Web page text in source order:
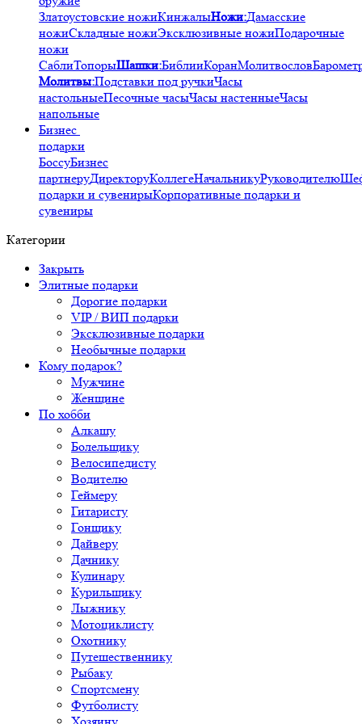
Златоустовские ножиКинжалыНожи:Дамасские
ножиСкладные ножиЭксклюзивные ножиПодарочные
ножи
СаблиТопорыШашки:БиблииКоранМолитвослов
Молитвы:Подставки под ручкиЧасы
настольныеПесочные часыЧасы настенныеЧасы
напольные
Бизнес
подарки
БоссуБизнес
партнеруДиректоруКоллегеНачальникуРуководителю
подарки и сувенирыКорпоративные подарки и
сувениры
Категории
Закрыть
Элитные подарки
Дорогие подарки
VIP / ВИП подарки
Эксклюзивные подарки
Необычные подарки
Кому подарок?
Мужчине
Женщине
По хобби
Алкашу
Болельщику
Велосипедисту
Водителю
Геймеру
Гитаристу
Гонщику
Дайверу
Дачнику
Кулинару
Курильщику
Лыжнику
Мотоциклисту
Охотнику
Путешественнику
Рыбаку
Спортсмену
Футболисту